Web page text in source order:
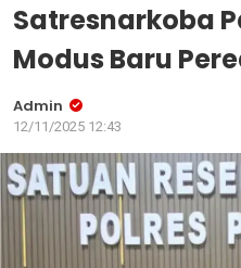
Satresnarkoba
Modus Baru
Admin
12/11/2025 12:43